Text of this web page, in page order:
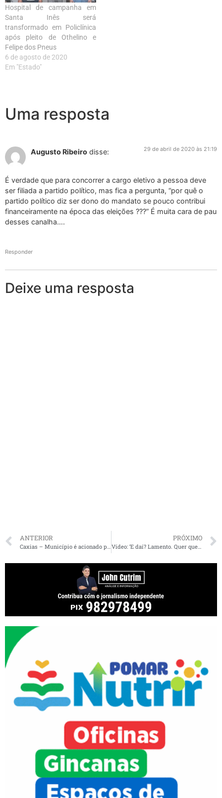
Hospital de campanha em
Santa Inês será
transformado em Policlínica
após pleito de Othelino e
Felipe dos Pneus
6 de agosto de 2020
Em "Estado"
Uma resposta
Augusto Ribeiro disse: 29 de abril de 2020 às 21:19
É verdade que para concorrer a cargo eletivo a pessoa deve
ser filiada a partido político, mas fica a pergunta, “por quê o
partido político diz ser dono do mandato se pouco contribui
financeiramente na época das eleições ???” É muita cara de pau
desses canalha….
Responder
Deixe uma resposta
ANTERIOR
Caxias – Município é acionado por não divulgar dados no Portal da Transparência
PRÓXIMO
Vídeo: ‘E daí? Lamento. Quer que eu faça o quê?’, reage Bolsonaro após número recorde de mortes por coronavírus